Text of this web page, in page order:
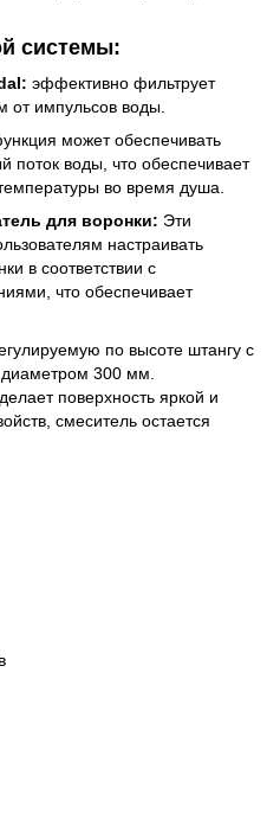
системы:
эффективно фильтрует
импульсов воды.
может обеспечивать
поток воды, что обеспечивает
во время душа.
для воронки: Эти
настраивать
в соответствии с
что обеспечивает
по высоте штангу с
300 мм.
поверхность яркой и
смеситель остается